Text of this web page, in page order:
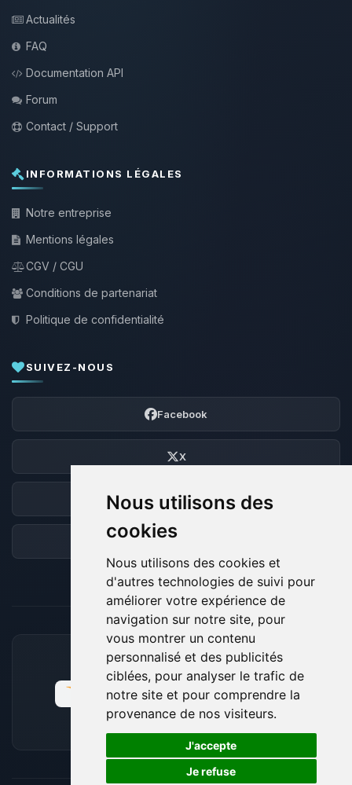
Nous utilisons des
cookies
Nous utilisons des cookies et
d'autres technologies de suivi pour
améliorer votre expérience de
navigation sur notre site, pour
vous montrer un contenu
personnalisé et des publicités
ciblées, pour analyser le trafic de
notre site et pour comprendre la
provenance de nos visiteurs.
J'accepte
Je refuse
Actualités
FAQ
Documentation API
Forum
Contact / Support
INFORMATIONS LÉGALES
Notre entreprise
Mentions légales
CGV / CGU
Conditions de partenariat
Politique de confidentialité
SUIVEZ-NOUS
Facebook
X
Discord
Forum
MOYENS DE PAIEMENT ACCEPTÉS
🍪